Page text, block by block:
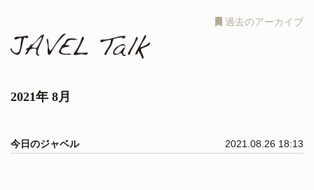
過去のアーカイブ
2021年 8月
今日のジャベル 2021.08.26 18:13